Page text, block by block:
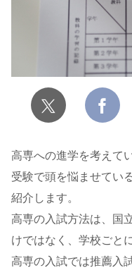
高専への進学を考えて
受験で頭を悩ませてい
紹介します。
高専の入試方法は、国
けではなく、学校ごと
高専の入試では推薦入